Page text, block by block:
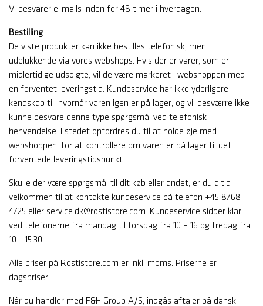
Vi besvarer e-mails inden for 48 timer i hverdagen.
Bestilling
De viste produkter kan ikke bestilles telefonisk, men
udelukkende via vores webshops. Hvis der er varer, som er
midlertidige udsolgte, vil de være markeret i webshoppen med
en forventet leveringstid. Kundeservice har ikke yderligere
kendskab til, hvornår varen igen er på lager, og vil desværre ikke
kunne besvare denne type spørgsmål ved telefonisk
henvendelse. I stedet opfordres du til at holde øje med
webshoppen, for at kontrollere om varen er på lager til det
forventede leveringstidspunkt.
Skulle der være spørgsmål til dit køb eller andet, er du altid
velkommen til at kontakte kundeservice på telefon +45 8768
4725 eller service.dk@rostistore.com. Kundeservice sidder klar
ved telefonerne fra mandag til torsdag fra 10 – 16 og fredag fra
10 - 15.30.
Alle priser på Rostistore.com er inkl. moms. Priserne er
dagspriser.
Når du handler med F&H Group A/S, indgås aftaler på dansk.